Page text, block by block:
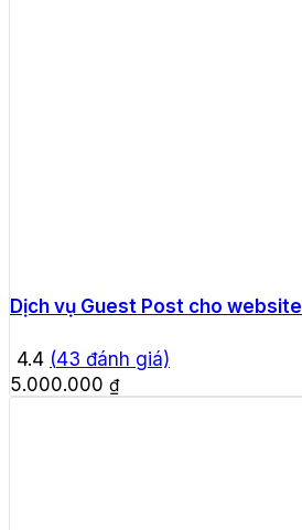
Dịch vụ Guest Post cho website
4.4 (43 đánh giá)
5.000.000 ₫